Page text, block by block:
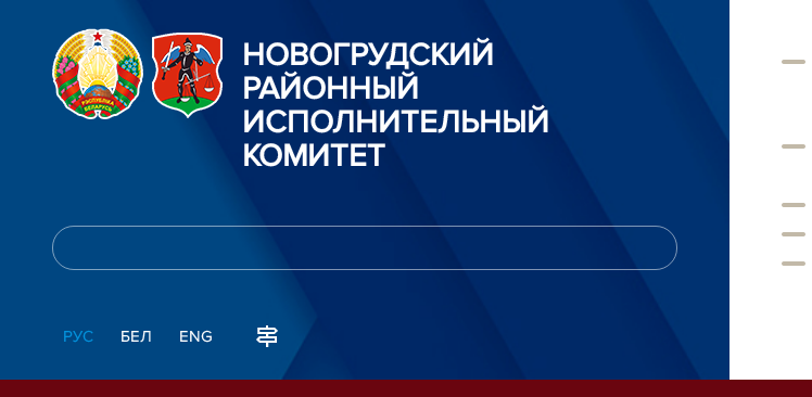
НОВОГРУДСКИЙ
РАЙОННЫЙ
ИСПОЛНИТЕЛЬНЫЙ
КОМИТЕТ
РУС БЕЛ ENG